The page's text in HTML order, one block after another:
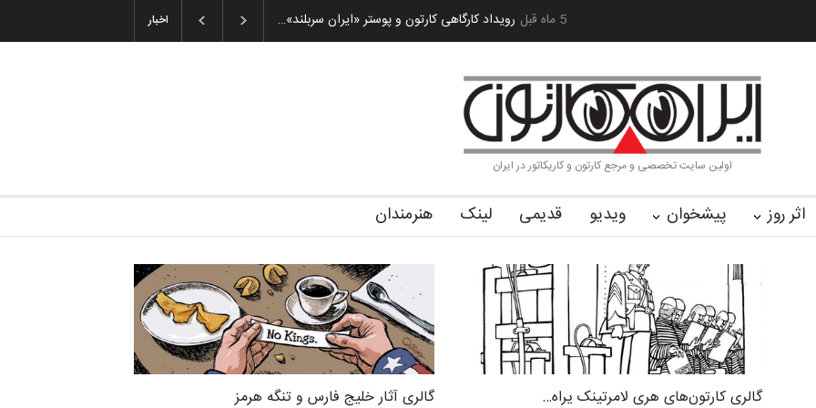
اخبار رویداد کارگاهی کارتون و پوستر «ایران سربلند»… 5 ماه قبل
اولین سایت تخصصی و مرجع کارتون و کاریکاتور در ایران
اثر روز پیشخوان ویدیو قدیمی لینک هنرمندان
گالری آثار خلیج فارس و تنگه هرمز گالری کارتون‌های هری لامرتینک یراه…